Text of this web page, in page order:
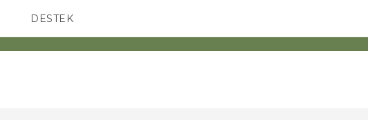
AKILLI TELEFONLAR
DESTEK